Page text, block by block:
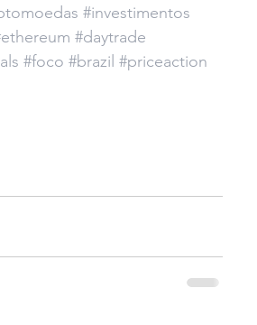
#investimentos
#daytrade
#foco #brazil #priceaction